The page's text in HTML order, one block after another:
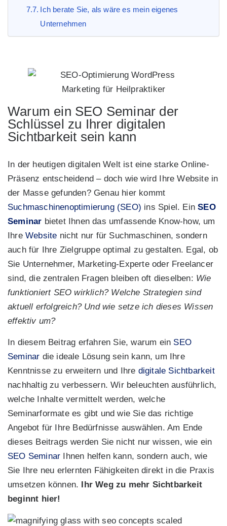
Ich berate Sie, als wäre es mein eigenes
Unternehmen
Marketing für Heilpraktiker
Warum ein SEO Seminar der
Schlüssel zu Ihrer digitalen
Sichtbarkeit sein kann
In der heutigen digitalen Welt ist eine starke Online-
Präsenz entscheidend – doch wie wird Ihre Website in
der Masse gefunden? Genau hier kommt
Suchmaschinenoptimierung (SEO) ins Spiel. Ein SEO
Seminar bietet Ihnen das umfassende Know-how, um
Ihre Website nicht nur für Suchmaschinen, sondern
auch für Ihre Zielgruppe optimal zu gestalten. Egal, ob
Sie Unternehmer, Marketing-Experte oder Freelancer
sind, die zentralen Fragen bleiben oft dieselben: Wie
funktioniert SEO wirklich? Welche Strategien sind
aktuell erfolgreich? Und wie setze ich dieses Wissen
effektiv um?
In diesem Beitrag erfahren Sie, warum ein SEO
Seminar die ideale Lösung sein kann, um Ihre
Kenntnisse zu erweitern und Ihre digitale Sichtbarkeit
nachhaltig zu verbessern. Wir beleuchten ausführlich,
welche Inhalte vermittelt werden, welche
Seminarformate es gibt und wie Sie das richtige
Angebot für Ihre Bedürfnisse auswählen. Am Ende
dieses Beitrags werden Sie nicht nur wissen, wie ein
SEO Seminar Ihnen helfen kann, sondern auch, wie
Sie Ihre neu erlernten Fähigkeiten direkt in die Praxis
umsetzen können.
Ihr Weg zu mehr Sichtbarkeit
beginnt hier!